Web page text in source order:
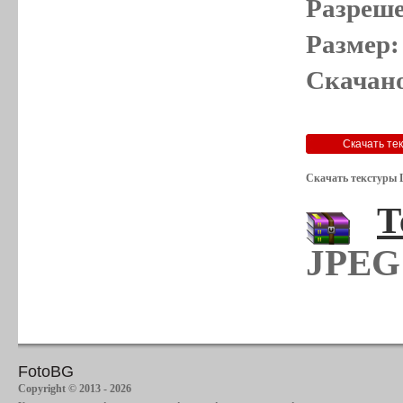
Скачать текстуры
FotoBG
Copyright © 2013 - 2026